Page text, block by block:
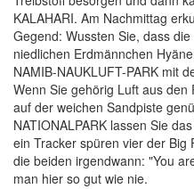
KALAHARI. Am Nachmittag
Gegend: Wussten Sie, dass
niedlichen Erdmännchen
NAMIB-NAUKLUFT-PARK mit
Wenn Sie gehörig Luft aus
auf der weichen Sandpiste
NATIONALPARK lassen Sie
ein Tracker spüren vier der Big
die beiden irgendwann: "You
man hier so gut wie nie.